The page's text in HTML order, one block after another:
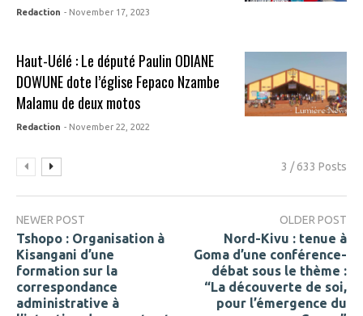
Redaction - November 17, 2023
Haut-Uélé : Le député Paulin ODIANE
DOWUNE dote l’église Fepaco Nzambe
Malamu de deux motos
Redaction - November 22, 2022
3 / 633 Posts
NEWER POST
Tshopo : Organisation à
Kisangani d’une
formation sur la
correspondance
administrative à
OLDER POST
Nord-Kivu : tenue à
Goma d’une conférence-
débat sous le thème :
“La découverte de soi,
pour l’émergence du